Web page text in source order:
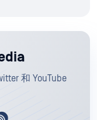
和 YouTube